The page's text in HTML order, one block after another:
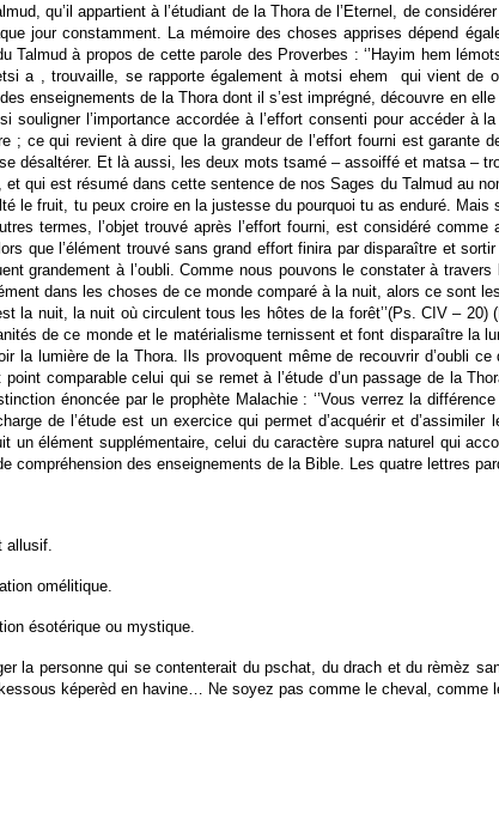
qu’il appartient à l’étudiant de la Thora de l’Eternel, de
jour constamment. La mémoire des choses apprises dépend
à propos de cette parole des Proverbes : ‘’Hayim hem
a , trouvaille, se rapporte également à motsi ehem qui vient
enseignements de la Thora dont il s’est imprégné, découvre en
souligner l’importance accordée à l’effort consenti pour accéder
; ce qui revient à dire que la grandeur de l’effort fourni est
désaltérer. Et là aussi, les deux mots tsamé – assoiffé et matsa –
et qui est résumé dans cette sentence de nos Sages du Talmud au
le fruit, tu peux croire en la justesse du pourquoi tu as enduré. Mais
termes, l’objet trouvé après l’effort fourni, est considéré
que l’élément trouvé sans grand effort finira par disparaître et
grandement à l’oubli. Comme nous pouvons le constater à
dans les choses de ce monde comparé à la nuit, alors ce sont
la nuit, la nuit où circulent tous les hôtes de la forêt’’(Ps. CIV –
de ce monde et le matérialisme ternissent et font disparaître la
la lumière de la Thora. Ils provoquent même de recouvrir d’oubli
comparable celui qui se remet à l’étude d’un passage de la
énoncée par le prophète Malachie : ‘’Vous verrez la
de l’étude est un exercice qui permet d’acquérir et
un élément supplémentaire, celui du caractère supra naturel qui
compréhension des enseignements de la Bible. Les quatre lettres
allusif.
omélitique.
ésotérique ou mystique.
la personne qui se contenterait du pschat, du drach et du rèmèz
képerèd en havine… Ne soyez pas comme le cheval, comme